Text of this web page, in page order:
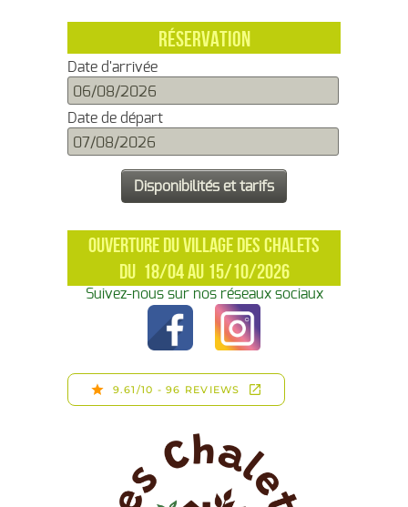
RÉSERVATION
Date d'arrivée
Date de départ
OUVERTURE DU VILLAGE DES CHALETS
DU 18/04 AU 15/10/2026
Suivez-nous sur nos réseaux sociaux